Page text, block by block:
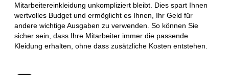
Mitarbeitereinkleidung unkompliziert bleibt. Dies spart Ihnen
wertvolles Budget und ermöglicht es Ihnen, Ihr Geld für
andere wichtige Ausgaben zu verwenden. So können Sie
sicher sein, dass Ihre Mitarbeiter immer die passende
Kleidung erhalten, ohne dass zusätzliche Kosten entstehen.